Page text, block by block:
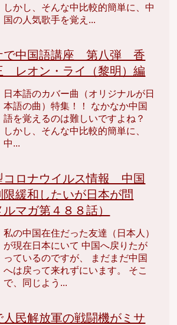
しかし、そんな中比較的簡単に、中
国の人気歌手を覚え...
で中国語講座 第八弾 香
レオン・ライ（黎明）編
日本語のカバー曲（オリジナルが日
本語の曲）特集！！ なかなか中国
語を覚えるのは難しいですよね？
しかし、そんな中比較的簡単に、
中...
コロナウイルス情報 中国
限緩和したいが日本が問
マガ第４８８話）
私の中国在住だった友達（日本人）
が現在日本にいて 中国へ戻りたが
っているのですが、 まだまだ中国
へは戻って来れずにいます。 そこ
で、同じよう...
人民解放軍の戦闘機がミサ